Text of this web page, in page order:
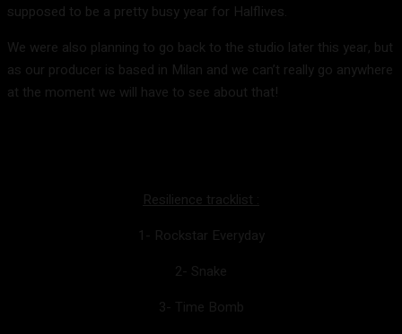
supposed to be a pretty busy year for Halflives.
We were also planning to go back to the studio later this year, but
as our producer is based in Milan and we can’t really go anywhere
at the moment we will have to see about that!
Resilience tracklist :
1- Rockstar Everyday
2- Snake
3- Time Bomb